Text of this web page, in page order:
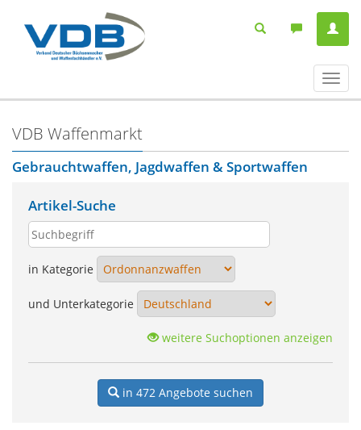
ein-/
VDB Waffenmarkt
Gebrauchtwaffen, Jagdwaffen & Sportwaffen
Artikel-Suche
in Kategorie
und Unterkategorie
weitere Suchoptionen anzeigen
in 472 Angebote suchen